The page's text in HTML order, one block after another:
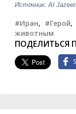
Источник: Al
#Иран, #Герой,
животным
ПОДЕЛИТЬСЯ